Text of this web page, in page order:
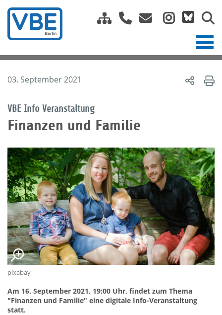
03. September 2021
VBE Info Veranstaltung
Finanzen und Familie
pixabay
Am 16. September 2021, 19:00 Uhr, findet zum Thema
"Finanzen und Familie" eine digitale Info-Veranstaltung
statt.